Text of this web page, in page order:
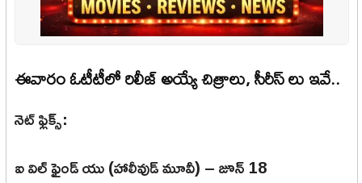
ఈవారం ఓటీటీలో రిలీజ్ అయ్యే చిత్రాలు, సీరీస్ లు ఇవే..
నెట్ ఫ్లిక్స్:
ఐ విల్ ఫైండ్ యు (హాలీవుడ్ మూవీ) – జూన్ 18